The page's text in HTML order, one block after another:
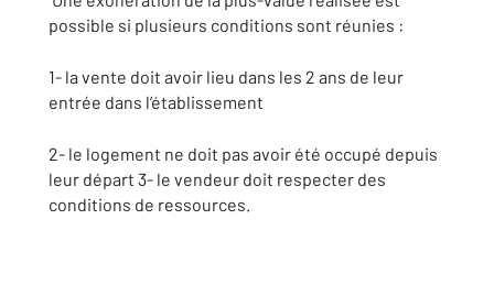
possible si plusieurs conditions sont réunies :
1- la vente doit avoir lieu dans les 2 ans de leur
entrée dans l’établissement
2- le logement ne doit pas avoir été occupé depuis
leur départ 3- le vendeur doit respecter des
conditions de ressources.